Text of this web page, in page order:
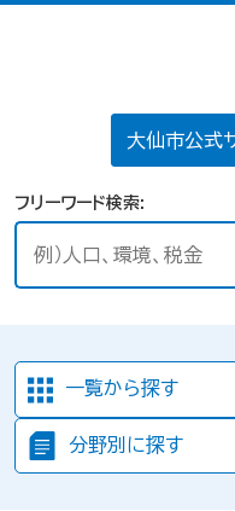
大仙市公式
フリーワード検索
一覧から探す
分野別に探す
が見つか